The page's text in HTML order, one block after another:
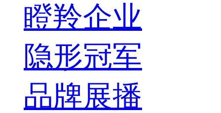
瞪羚企业
隐形冠军
品牌展播